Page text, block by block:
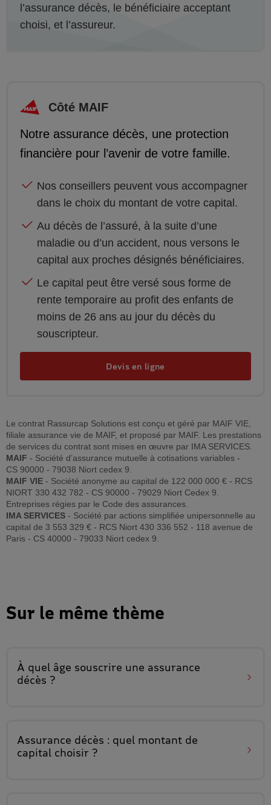
l’assurance décès, le bénéficiaire acceptant
choisi, et l’assureur.
Côté MAIF
Notre assurance décès, une protection
financière pour l’avenir de votre famille.
Nos conseillers peuvent vous accompagner
dans le choix du montant de votre capital.
Au décès de l’assuré, à la suite d’une
maladie ou d’un accident, nous versons le
capital aux proches désignés bénéficiaires.
Le capital peut être versé sous forme de
rente temporaire au profit des enfants de
moins de 26 ans au jour du décès du
souscripteur.
Devis en ligne
Le contrat Rassurcap Solutions est conçu et géré par MAIF VIE,
filiale assurance vie de MAIF, et proposé par MAIF. Les prestations
de services du contrat sont mises en œuvre par IMA SERVICES.
MAIF - Société d’assurance mutuelle à cotisations variables -
CS 90000 - 79038 Niort cedex 9.
MAIF VIE - Société anonyme au capital de 122 000 000 € - RCS
NIORT 330 432 782 - CS 90000 - 79029 Niort Cedex 9.
Entreprises régies par le Code des assurances.
IMA SERVICES - Société par actions simplifiée unipersonnelle au
capital de 3 553 329 € - RCS Niort 430 336 552 - 118 avenue de
Paris - CS 40000 - 79033 Niort cedex 9.
Sur le même thème
À quel âge souscrire une assurance
décès ?
Assurance décès : quel montant de
capital choisir ?